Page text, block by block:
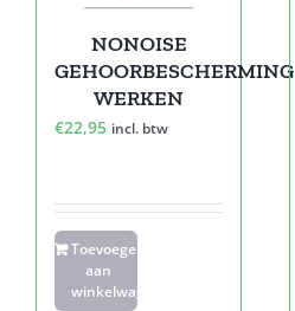
NONOISE
GEHOORBESCHERMING
WERKEN
€22,95 incl. btw
Toevoegen
aan
winkelwagen